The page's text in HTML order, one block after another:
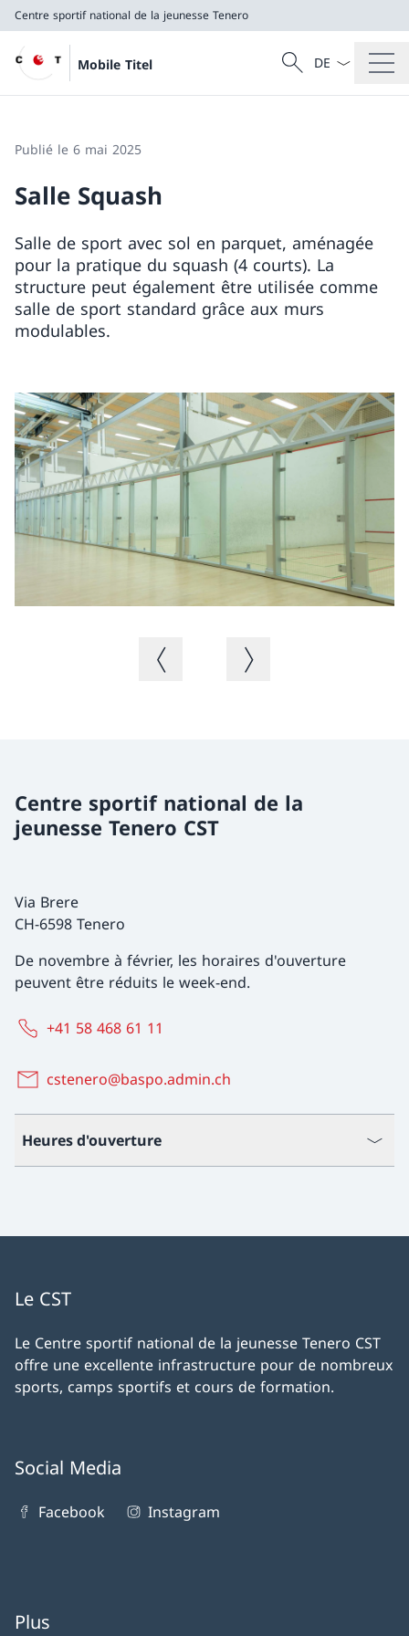
Centre sportif national de la jeunesse Tenero
Mobile Titel
Recherche
Recherche
La langue
Publié le 6 mai 2025
Salle Squash
Salle de sport avec sol en parquet, aménagée
pour la pratique du squash (4 courts). La
structure peut également être utilisée comme
salle de sport standard grâce aux murs
modulables.
Image précédenteImage suivante
Centre sportif national de la
jeunesse Tenero CST
Via Brere
CH-6598 Tenero
De novembre à février, les horaires d'ouverture
peuvent être réduits le week-end.
+41 58 468 61 11
cstenero@baspo.admin.ch
Heures d'ouverture
Le CST
Le Centre sportif national de la jeunesse Tenero CST
offre une excellente infrastructure pour de nombreux
sports, camps sportifs et cours de formation.
Social Media
Facebook Instagram
Plus